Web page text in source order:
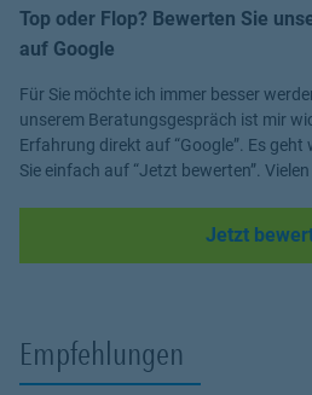
Ich freue mich darauf, Sie
Top oder Flop? Bewerten Sie
auf Google
Für Sie möchte ich immer besser
unserem Beratungsgespräch ist mir
Erfahrung direkt auf “Google”. Es
Sie einfach auf “Jetzt bewerten”.
Jetzt
Empfehlungen